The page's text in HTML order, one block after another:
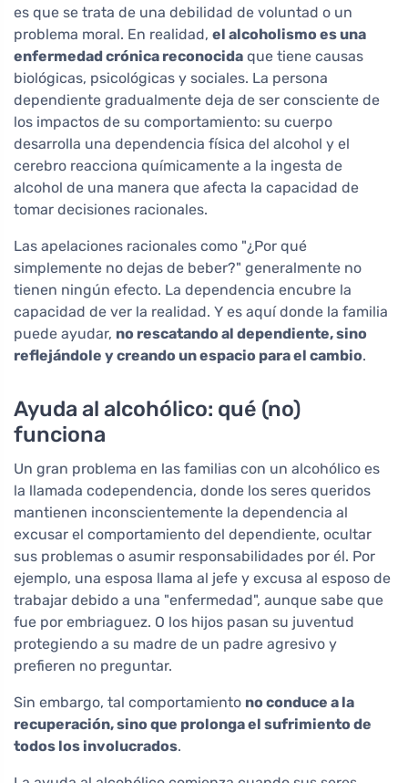
es que se trata de una debilidad de voluntad o un
problema moral. En realidad, el alcoholismo es una
enfermedad crónica reconocida que tiene causas
biológicas, psicológicas y sociales. La persona
dependiente gradualmente deja de ser consciente de
los impactos de su comportamiento: su cuerpo
desarrolla una dependencia física del alcohol y el
cerebro reacciona químicamente a la ingesta de
alcohol de una manera que afecta la capacidad de
tomar decisiones racionales.
Las apelaciones racionales como "¿Por qué
simplemente no dejas de beber?" generalmente no
tienen ningún efecto. La dependencia encubre la
capacidad de ver la realidad. Y es aquí donde la familia
puede ayudar, no rescatando al dependiente, sino
reflejándole y creando un espacio para el cambio.
Ayuda al alcohólico: qué (no)
funciona
Un gran problema en las familias con un alcohólico es
la llamada codependencia, donde los seres queridos
mantienen inconscientemente la dependencia al
excusar el comportamiento del dependiente, ocultar
sus problemas o asumir responsabilidades por él. Por
ejemplo, una esposa llama al jefe y excusa al esposo de
trabajar debido a una "enfermedad", aunque sabe que
fue por embriaguez. O los hijos pasan su juventud
protegiendo a su madre de un padre agresivo y
prefieren no preguntar.
Sin embargo, tal comportamiento no conduce a la
recuperación, sino que prolonga el sufrimiento de
todos los involucrados.